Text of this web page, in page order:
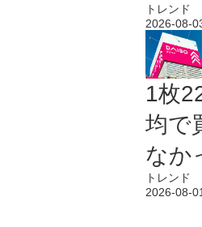
トレンド
2026-08-
1枚
均で
なか
トレンド
2026-08-